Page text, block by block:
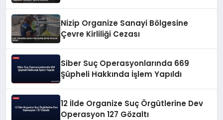
Nizip Organize Sanayi Bölgesine
Çevre Kirliliği Cezası
Siber Suç Operasyonlarında 669
Şüpheli Hakkında İşlem Yapıldı
12 İlde Organize Suç Örgütlerine Dev
Operasyon 127 Gözaltı